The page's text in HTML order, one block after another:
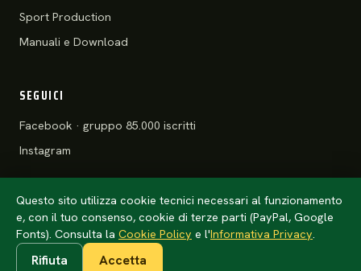
Sport Production
Manuali e Download
SEGUICI
Facebook · gruppo 85.000 iscritti
Instagram
© 2026 Motoclub 125 Stradali ASD Privacy Policy·Cookie Policy
Anteprima · l'anno della tessera arriva da
Questo sito utilizza cookie tecnici necessari al funzionamento
e, con il tuo consenso, cookie di terze parti (PayPal, Google
Fonts). Consulta la Cookie Policy e l'Informativa Privacy.
Rifiuta Accetta